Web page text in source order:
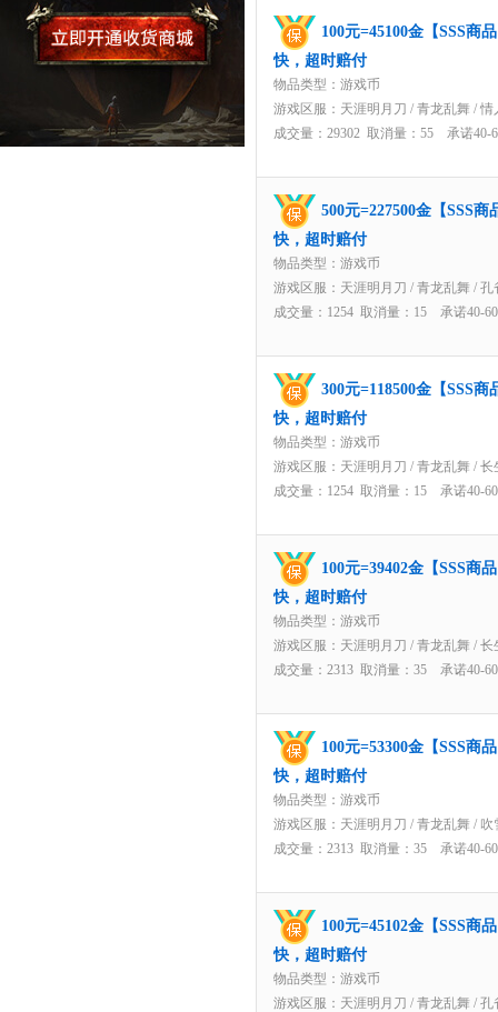
100元=45100金【SSS商
快，超时赔付
物品类型：游戏币
游戏区服： 天涯明月刀 / 青龙乱舞 / 情
成交量：29302 取消量：55 承诺40-
500元=227500金【SSS
快，超时赔付
物品类型：游戏币
游戏区服： 天涯明月刀 / 青龙乱舞 / 孔
成交量：1254 取消量：15 承诺40-
300元=118500金【SSS
快，超时赔付
物品类型：游戏币
游戏区服： 天涯明月刀 / 青龙乱舞 / 长
成交量：1254 取消量：15 承诺40-
100元=39402金【SSS商
快，超时赔付
物品类型：游戏币
游戏区服： 天涯明月刀 / 青龙乱舞 / 长
成交量：2313 取消量：35 承诺40-
100元=53300金【SSS商
快，超时赔付
物品类型：游戏币
游戏区服： 天涯明月刀 / 青龙乱舞 / 吹
成交量：2313 取消量：35 承诺40-
100元=45102金【SSS商
快，超时赔付
物品类型：游戏币
游戏区服： 天涯明月刀 / 青龙乱舞 / 孔